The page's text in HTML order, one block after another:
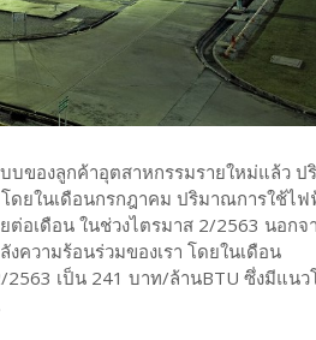
บของลูกค้าอุตสาหกรรมรายใหม่แล้ว
ดยในเดือนกรกฎาคม ปริมาณการใช้ไฟ
อเดือน ในช่วงไตรมาส 2/2563 นอกจ
ความร้อนร่วมของเรา โดยในเดือน
2563 เป็น 241 บาท/ล้านBTU ซึ่งมีแนว